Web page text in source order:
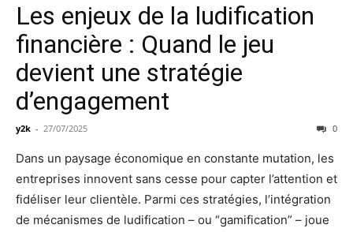
Les enjeux de la ludification
financière : Quand le jeu
devient une stratégie
d’engagement
y2k - 27/07/2025 0
Dans un paysage économique en constante mutation, les
entreprises innovent sans cesse pour capter l’attention et
fidéliser leur clientèle. Parmi ces stratégies, l’intégration
de mécanismes de ludification – ou “gamification” – joue